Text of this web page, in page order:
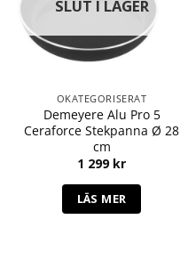
SLUT I LAGER
OKATEGORISERAT
Demeyere Alu Pro 5
Ceraforce Stekpanna Ø 28
cm
1 299 kr
LÄS MER